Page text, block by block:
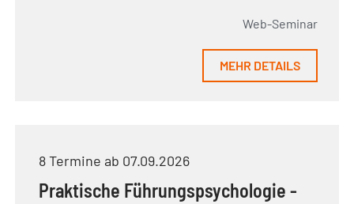
Web-Seminar
MEHR DETAILS
8 Termine ab 07.09.2026
Praktische Führungspsychologie -